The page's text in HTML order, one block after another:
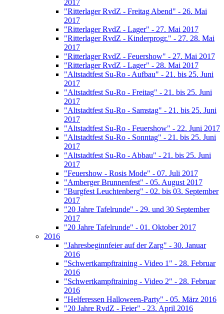
2017
"Ritterlager RvdZ - Freitag Abend" - 26. Mai
2017
"Ritterlager RvdZ - Lager" - 27. Mai 2017
"Ritterlager RvdZ - Kinderprogr." - 27. 28. Mai
2017
"Ritterlager RvdZ - Feuershow" - 27. Mai 2017
"Ritterlager RvdZ - Lager" - 28. Mai 2017
"Altstadtfest Su-Ro - Aufbau" - 21. bis 25. Juni
2017
"Altstadtfest Su-Ro - Freitag" - 21. bis 25. Juni
2017
"Altstadtfest Su-Ro - Samstag" - 21. bis 25. Juni
2017
"Altstadtfest Su-Ro - Feuershow" - 22. Juni 2017
"Altstadtfest Su-Ro - Sonntag" - 21. bis 25. Juni
2017
"Altstadtfest Su-Ro - Abbau" - 21. bis 25. Juni
2017
"Feuershow - Rosis Mode" - 07. Juli 2017
"Amberger Brunnenfest" - 05. August 2017
"Burgfest Leuchtenberg" - 02. bis 03. September
2017
"20 Jahre Tafelrunde" - 29. und 30 September
2017
"20 Jahre Tafelrunde" - 01. Oktober 2017
2016
"Jahresbeginnfeier auf der Zarg" - 30. Januar
2016
"Schwertkampftraining - Video 1" - 28. Februar
2016
"Schwertkampftraining - Video 2" - 28. Februar
2016
"Helferessen Halloween-Party" - 05. März 2016
"20 Jahre RvdZ - Feier" - 23. April 2016